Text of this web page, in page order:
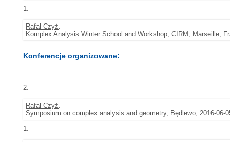
1.
Rafał Czyż.
Komplex Analysis Winter School and Workshop, CIRM, Marseille,
Konferencje organizowane:
2.
Rafał Czyż.
Symposium on complex analysis and geometry, Będlewo, 2016-06-
1.